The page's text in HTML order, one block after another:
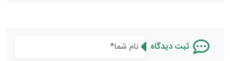
ثبت دیدگاه